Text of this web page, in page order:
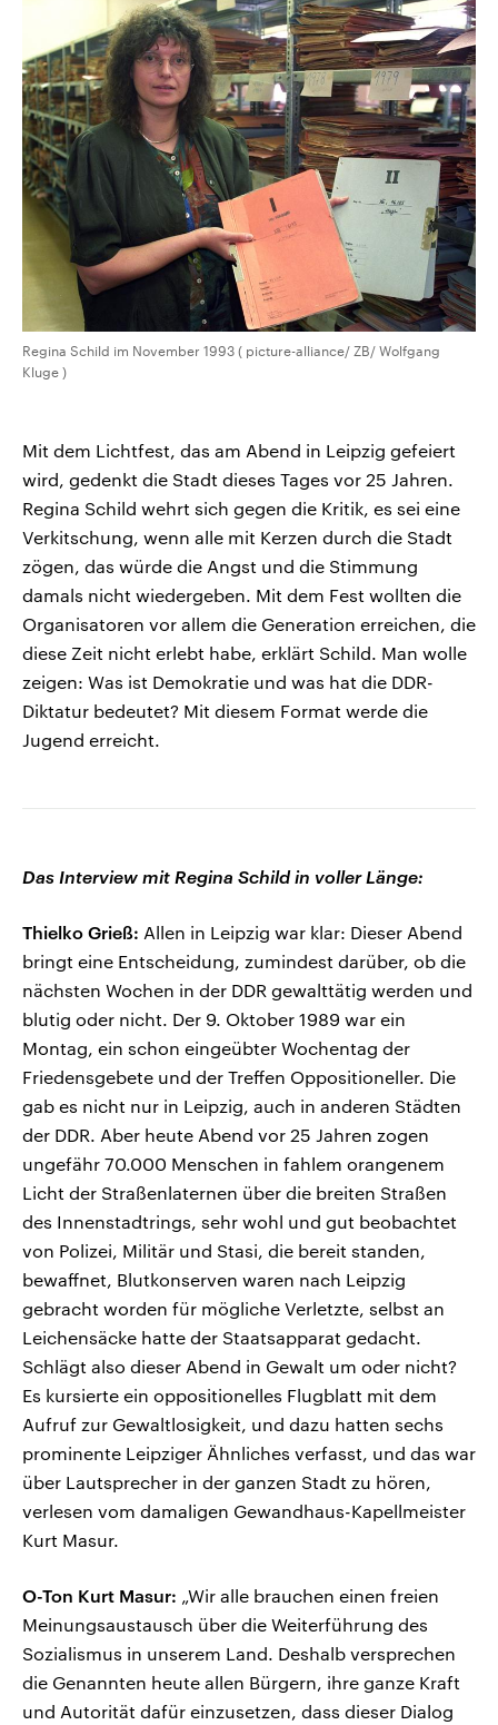
Regina Schild im November 1993 ( picture-alliance/ ZB/ Wolfgang
Kluge )
Mit dem Lichtfest, das am Abend in Leipzig gefeiert
wird, gedenkt die Stadt dieses Tages vor 25 Jahren.
Regina Schild wehrt sich gegen die Kritik, es sei eine
Verkitschung, wenn alle mit Kerzen durch die Stadt
zögen, das würde die Angst und die Stimmung
damals nicht wiedergeben. Mit dem Fest wollten die
Organisatoren vor allem die Generation erreichen, die
diese Zeit nicht erlebt habe, erklärt Schild. Man wolle
zeigen: Was ist Demokratie und was hat die DDR-
Diktatur bedeutet? Mit diesem Format werde die
Jugend erreicht.
Das Interview mit Regina Schild in voller Länge:
Thielko Grieß: Allen in Leipzig war klar: Dieser Abend
bringt eine Entscheidung, zumindest darüber, ob die
nächsten Wochen in der DDR gewalttätig werden und
blutig oder nicht. Der 9. Oktober 1989 war ein
Montag, ein schon eingeübter Wochentag der
Friedensgebete und der Treffen Oppositioneller. Die
gab es nicht nur in Leipzig, auch in anderen Städten
der DDR. Aber heute Abend vor 25 Jahren zogen
ungefähr 70.000 Menschen in fahlem orangenem
Licht der Straßenlaternen über die breiten Straßen
des Innenstadtrings, sehr wohl und gut beobachtet
von Polizei, Militär und Stasi, die bereit standen,
bewaffnet, Blutkonserven waren nach Leipzig
gebracht worden für mögliche Verletzte, selbst an
Leichensäcke hatte der Staatsapparat gedacht.
Schlägt also dieser Abend in Gewalt um oder nicht?
Es kursierte ein oppositionelles Flugblatt mit dem
Aufruf zur Gewaltlosigkeit, und dazu hatten sechs
prominente Leipziger Ähnliches verfasst, und das war
über Lautsprecher in der ganzen Stadt zu hören,
verlesen vom damaligen Gewandhaus-Kapellmeister
Kurt Masur.
O-Ton Kurt Masur: „Wir alle brauchen einen freien
Meinungsaustausch über die Weiterführung des
Sozialismus in unserem Land. Deshalb versprechen
die Genannten heute allen Bürgern, ihre ganze Kraft
und Autorität dafür einzusetzen, dass dieser Dialog